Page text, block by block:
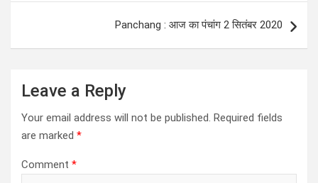
Panchang : आज का पंचांग 2 सितंबर 2020
Leave a Reply
Your email address will not be published. Required fields
are marked *
Comment *